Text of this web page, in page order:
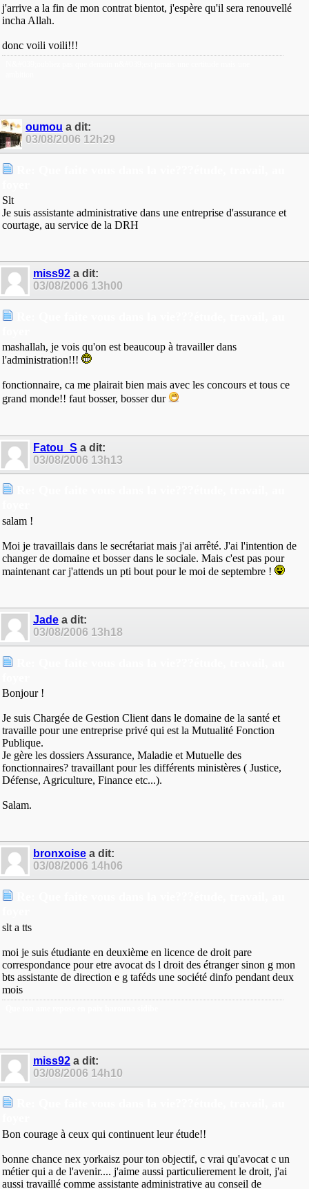
j'arrive a la fin de mon contrat bientot, j'espère qu'il sera renouvellé
incha Allah.
donc voili voili!!!
oumou a dit:
03/08/2006 12h29
Slt
Je suis assistante administrative dans une entreprise d'assurance et
courtage, au service de la DRH
miss92 a dit:
03/08/2006 13h00
mashallah, je vois qu'on est beaucoup à travailler dans
l'administration!!!
fonctionnaire, ca me plairait bien mais avec les concours et tous ce
grand monde!! faut bosser, bosser dur
Fatou_S a dit:
03/08/2006 13h13
salam !
Moi je travaillais dans le secrétariat mais j'ai arrêté. J'ai l'intention de
changer de domaine et bosser dans le sociale. Mais c'est pas pour
maintenant car j'attends un pti bout pour le moi de septembre !
Jade a dit:
03/08/2006 13h18
Bonjour !
Je suis Chargée de Gestion Client dans le domaine de la santé et
travaille pour une entreprise privé qui est la Mutualité Fonction
Publique.
Je gère les dossiers Assurance, Maladie et Mutuelle des
fonctionnaires? travaillant pour les différents ministères ( Justice,
Défense, Agriculture, Finance etc...).
Salam.
bronxoise a dit:
03/08/2006 14h06
slt a tts
moi je suis étudiante en deuxième en licence de droit pare
correspondance pour etre avocat ds l droit des étranger sinon g mon
bts assistante de direction e g taféds une société dinfo pendant deux
mois
miss92 a dit:
03/08/2006 14h10
Bon courage à ceux qui continuent leur étude!!
bonne chance nex yorkaisz pour ton objectif, c vrai qu'avocat c un
métier qui a de l'avenir.... j'aime aussi particulierement le droit, j'ai
aussi travaillé comme assistante administrative au conseil de